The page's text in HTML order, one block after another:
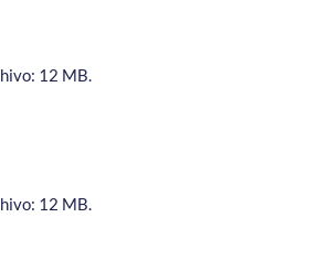
12 MB.
12 MB.